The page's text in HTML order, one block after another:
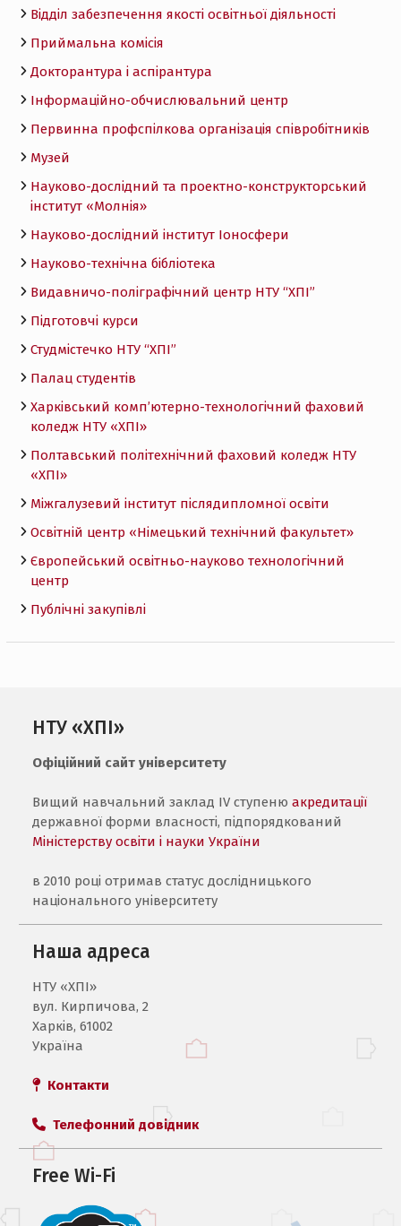
Відділ забезпечення якості освітньої діяльності
Приймальна комісія
Докторантура і аспірантура
Інформаційно-обчислювальний центр
Первинна профспілкова організація співробітників
Музей
Науково-дослідний та проектно-конструкторський
інститут «Молнія»
Науково-дослідний інститут Іоносфери
Науково-технічна бібліотека
Видавничо-поліграфічний центр НТУ “ХПІ”
Підготовчі курси
Студмістечко НТУ “ХПІ”
Палац студентів
Харківський комп’ютерно-технологічний фаховий
коледж НТУ «ХПI»
Полтавський політехнічний фаховий коледж НТУ
«ХПI»
Міжгалузевий інститут післядипломної освіти
Освітній центр «Німецький технічний факультет»
Європейський освітньо-науково технологічний
центр
Публічні закупівлі
НТУ «ХПІ»
Офіційний сайт університету
Вищий навчальний заклад IV ступенюакредитації
державної форми власності, підпорядкований
Міністерству освіти і науки України
в 2010 році отримав статус дослідницького
національного університету
Наша адреса
НТУ «ХПI»
вул. Кирпичова, 2
Харків, 61002
Україна
Контакти
Телефонний довідник
Free Wi-Fi